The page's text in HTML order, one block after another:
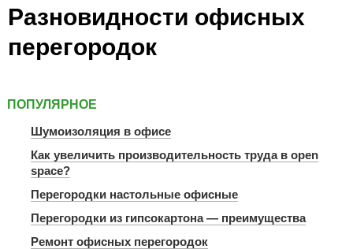
Разновидности офисных
перегородок
ПОПУЛЯРНОЕ
Шумоизоляция в офисе
Как увеличить производительность труда в open
space?
Перегородки настольные офисные
Перегородки из гипсокартона — преимущества
Ремонт офисных перегородок